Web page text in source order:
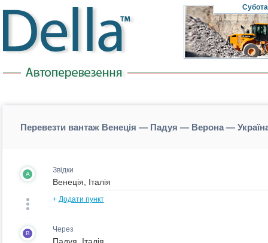
Субота
Перевезти вантаж Венеція — Падуя — Верона —
A Звідки
+ Додати пункт
B Через